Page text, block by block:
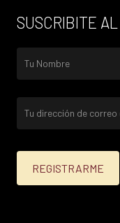
SUSCRIBITE